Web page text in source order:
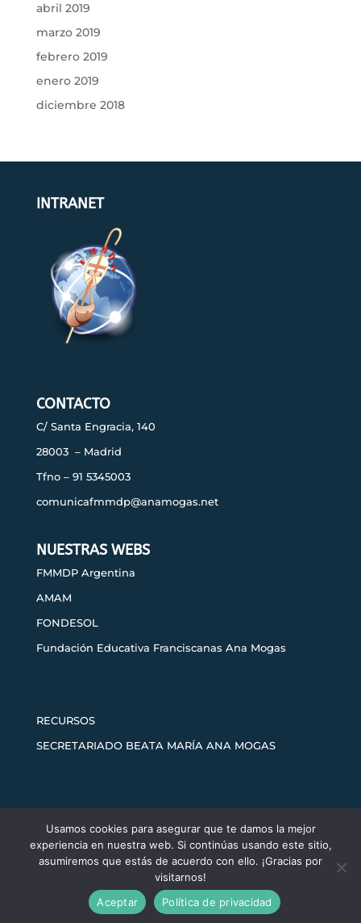
abril 2019
marzo 2019
febrero 2019
enero 2019
diciembre 2018
INTRANET
CONTACTO
C/ Santa Engracia, 140
28003 – Madrid
Tfno – 91 5345003
comunicafmmdp@anamogas.net
NUESTRAS WEBS
FMMDP Argentina
AMAM
FONDESOL
Fundación Educativa Franciscanas Ana Mogas
RECURSOS
SECRETARIADO BEATA MARÍA ANA MOGAS
Aviso legal
Política de privacidad
Política de cookies
Usamos cookies para asegurar que te damos la mejor
experiencia en nuestra web. Si continúas usando este sitio,
asumiremos que estás de acuerdo con ello. ¡Gracias por
visitarnos!
Aceptar
Política de privacidad